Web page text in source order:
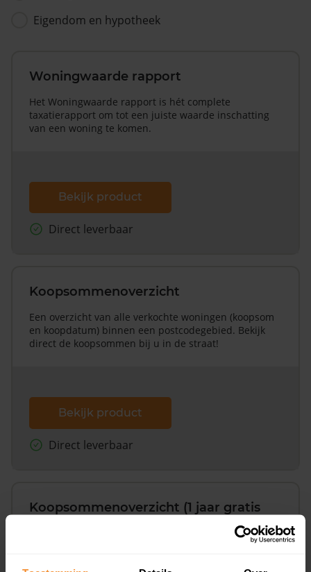
Eigendom en hypotheek
Woningwaarde rapport
Het Woningwaarde rapport is hét complete
taxatierapport om tot een juiste waarde inschatting
van een woning te komen.
Bekijk product
Direct leverbaar
Koopsommenoverzicht
Een overzicht van alle verkochte woningen (koopsom
en koopdatum) binnen een postcodegebied. Bekijk
direct de koopsommen bij u in de straat!
Bekijk product
Direct leverbaar
Koopsommenoverzicht (1 jaar gratis